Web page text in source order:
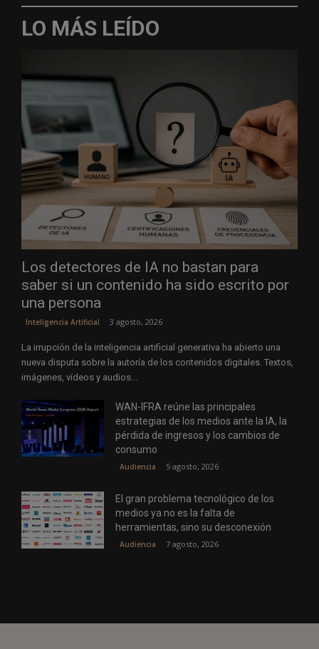
LO MÁS LEÍDO
Los detectores de IA no bastan para
saber si un contenido ha sido escrito por
una persona
Inteligencia Artificial 3 agosto, 2026
La irrupción de la inteligencia artificial generativa ha abierto una
nueva disputa sobre la autoría de los contenidos digitales. Textos,
imágenes, vídeos y audios...
WAN-IFRA reúne las principales
estrategias de los medios ante la IA, la
pérdida de ingresos y los cambios de
consumo
Audiencia 5 agosto, 2026
El gran problema tecnológico de los
medios ya no es la falta de
herramientas, sino su desconexión
Audiencia 7 agosto, 2026